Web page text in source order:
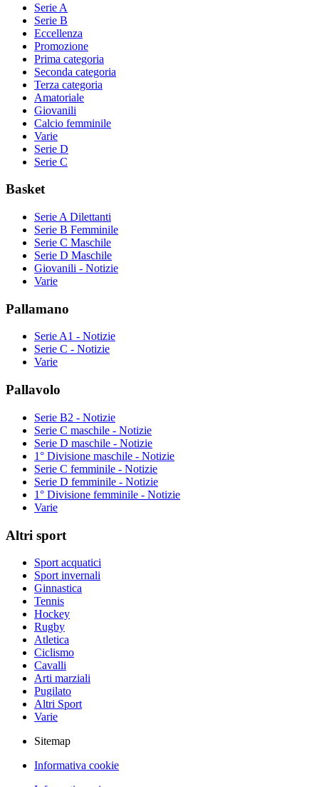
Serie A
Serie B
Eccellenza
Promozione
Prima categoria
Seconda categoria
Terza categoria
Amatoriale
Giovanili
Calcio femminile
Varie
Serie D
Serie C
Basket
Serie A Dilettanti
Serie B Femminile
Serie C Maschile
Serie D Maschile
Giovanili - Notizie
Varie
Pallamano
Serie A1 - Notizie
Serie C - Notizie
Varie
Pallavolo
Serie B2 - Notizie
Serie C maschile - Notizie
Serie D maschile - Notizie
1° Divisione maschile - Notizie
Serie C femminile - Notizie
Serie D femminile - Notizie
1° Divisione femminile - Notizie
Varie
Altri sport
Sport acquatici
Sport invernali
Ginnastica
Tennis
Hockey
Rugby
Atletica
Ciclismo
Cavalli
Arti marziali
Pugilato
Altri Sport
Varie
Sitemap
Informativa cookie